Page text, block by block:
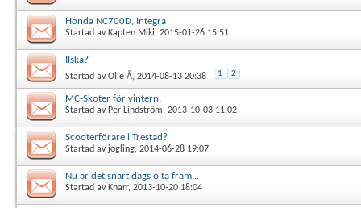
Honda NC700D, Integra
Startad av Kapten Miki, 2015-01-26 15:51
Ilska?
Startad avOlle Å, 2014-08-13 20:38 1 2
MC-Skoter för vintern.
Startad av Per Lindström, 2013-10-03 11:02
Scooterförare i Trestad?
Startad av jogling, 2014-06-28 19:07
Nu är det snart dags o ta fram...
Startad av Knarr, 2013-10-20 18:04